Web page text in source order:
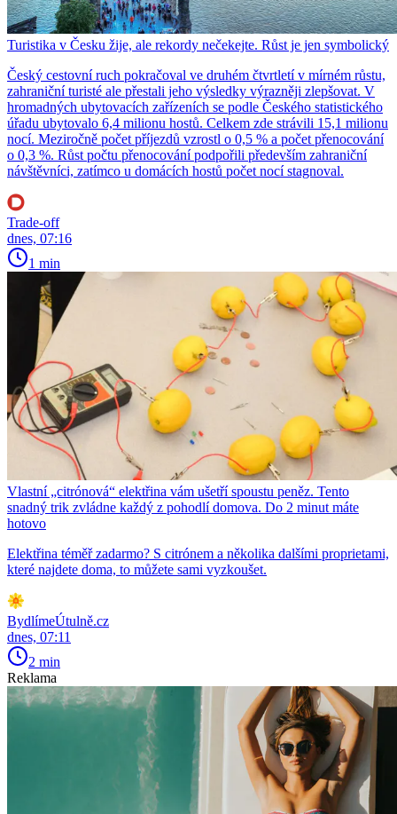
Turistika v Česku žije, ale rekordy nečekejte. Růst je jen symbolický
Český cestovní ruch pokračoval ve druhém čtvrtletí v mírném růstu,
zahraniční turisté ale přestali jeho výsledky výrazněji zlepšovat. V
hromadných ubytovacích zařízeních se podle Českého statistického
úřadu ubytovalo 6,4 milionu hostů. Celkem zde strávili 15,1 milionu
nocí. Meziročně počet příjezdů vzrostl o 0,5 % a počet přenocování
o 0,3 %. Růst počtu přenocování podpořili především zahraniční
návštěvníci, zatímco u domácích hostů počet nocí stagnoval.
Trade-off
dnes, 07:16
1 min
Vlastní „citrónová“ elektřina vám ušetří spoustu peněz. Tento
snadný trik zvládne každý z pohodlí domova. Do 2 minut máte
hotovo
Elektřina téměř zadarmo? S citrónem a několika dalšími proprietami,
které najdete doma, to můžete sami vyzkoušet.
BydlímeÚtulně.cz
dnes, 07:11
2 min
Reklama